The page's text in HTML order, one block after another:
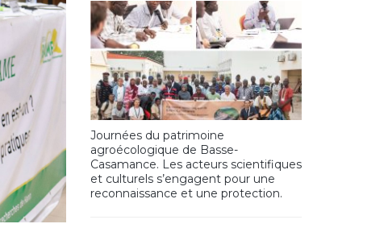
Journées du patrimoine
agroécologique de Basse-
Casamance. Les acteurs scientifiques
et culturels s’engagent pour une
reconnaissance et une protection.